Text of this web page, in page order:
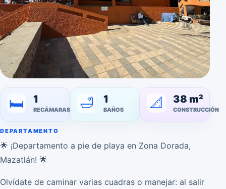
🛏️ 1
RECÁMARAS 🛁 1
BAÑOS 📐 38 m²
CONSTRUCCIÓN
DEPARTAMENTO
🌟 ¡Departamento a pie de playa en Zona Dorada,
Mazatlán! 🌟
Olvídate de caminar varias cuadras o manejar: al salir